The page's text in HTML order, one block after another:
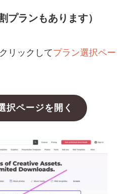
プランもあります）
リックしてプラン選択ペー
択ページを開く